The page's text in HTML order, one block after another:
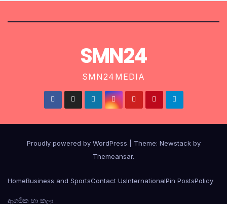
SMN24
SMN24MEDIA
Proudly powered by WordPress Theme: Newstackby
Themeansar.
HomeBusiness and SportsContact UsInternationalPin PostsPolicy
ආගමික හා කලා